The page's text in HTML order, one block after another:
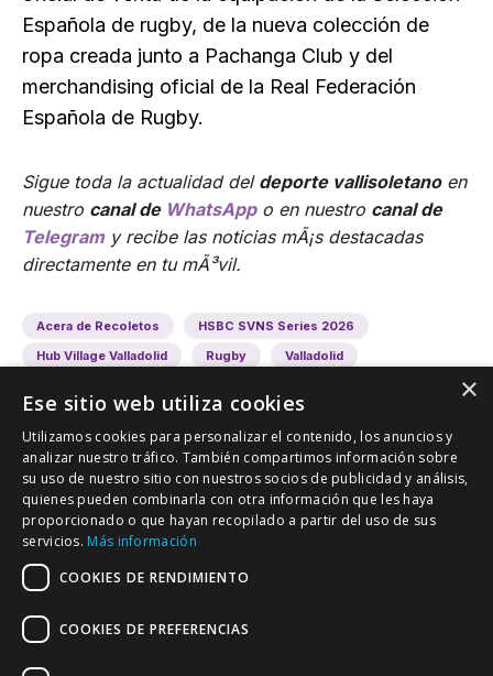
Española de rugby, de la nueva colección de
ropa creada junto a Pachanga Club y del
merchandising oficial de la Real Federación
Española de Rugby.
Sigue toda la actualidad del deporte vallisoletanoen
nuestro canal de WhatsAppo en nuestro canal de
Telegramy recibe las noticias mÃ¡s destacadas
directamente en tu mÃ³vil.
Acera de Recoletos
HSBC SVNS Series 2026
Hub Village Valladolid
Rugby Valladolid
VALLADOLID DEPORTIVO
×
Ese sitio web utiliza cookies
Utilizamos cookies para personalizar el contenido, los anuncios y
analizar nuestro tráfico. También compartimos información sobre
su uso de nuestro sitio con nuestros socios de publicidad y análisis,
quienes pueden combinarla con otra información que les haya
proporcionado o que hayan recopilado a partir del uso de sus
servicios. Más información
COOKIES DE RENDIMIENTO
COOKIES DE PREFERENCIAS